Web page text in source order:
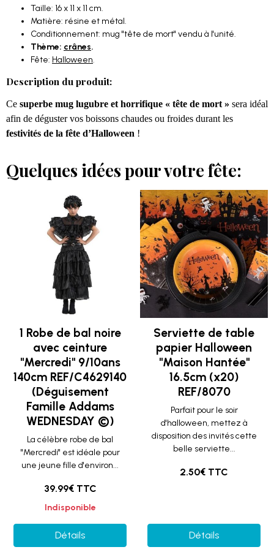
Taille: 16 x 11 x 11 cm.
Matière: résine et métal.
Conditionnement: mug "tête de mort" vendu à l'unité.
Thème: crânes.
Fête: Halloween.
Description du produit:
Ce superbe mug lugubre et horrifique « tête de mort » sera idéal
afin de déguster vos boissons chaudes ou froides durant les
festivités de la fête d’Halloween !
Quelques idées pour votre fête:
1 Robe de bal noire
avec ceinture
"Mercredi" 9/10ans
140cm REF/C4629140
(Déguisement
Famille Addams
WEDNESDAY ©)
La célèbre robe de bal
"Mercredi" est idéale pour
une jeune fille d'environ...
39.99€ TTC
Indisponible
Détails
Serviette de table
papier Halloween
"Maison Hantée"
16.5cm (x20)
REF/8070
Parfait pour le soir
d'halloween, mettez à
disposition des invités cette
belle serviette...
2.50€ TTC
Détails